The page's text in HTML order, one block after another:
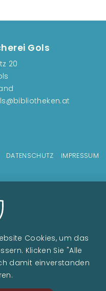
Gols
20
DATENSCHUTZ IMPRESSUM
Cookies, um das
Klicken Sie "Alle
damit einverstanden